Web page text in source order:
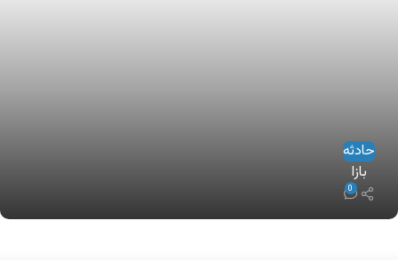
حادثه
بازا
0